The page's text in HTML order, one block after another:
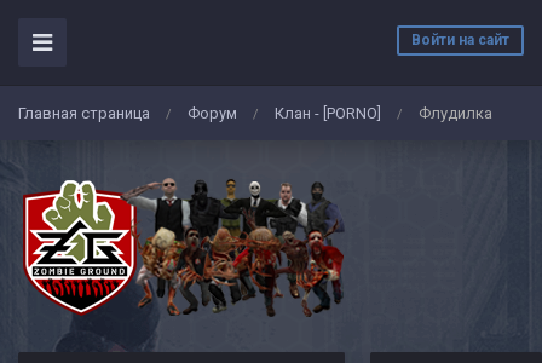
Войти на сайт
Главная страница / Форум / Клан - [PORNO] / Флудилка